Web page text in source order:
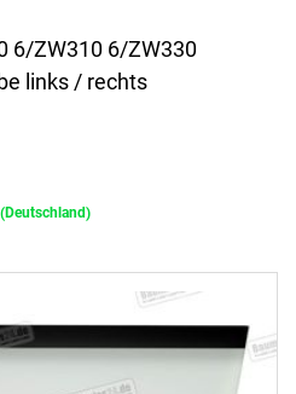
6/ZW310 6/ZW330
links / rechts